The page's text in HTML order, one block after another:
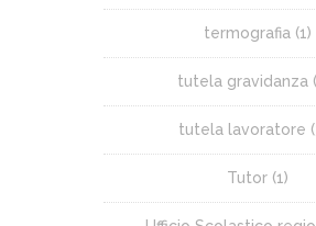
termografia (1)
tutela gravidanza
tutela lavoratore
Tutor (1)